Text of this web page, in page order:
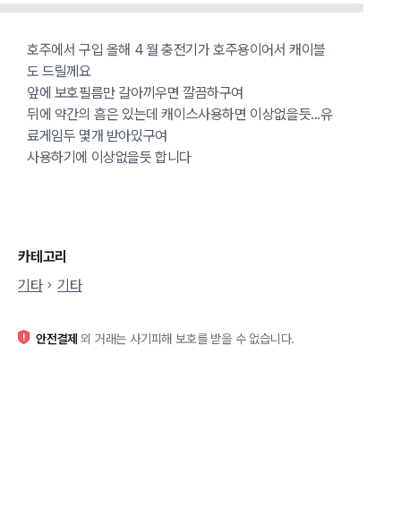
호주에서 구입 올해 4 월 충전기가 호주용이어서 캐이블
도 드릴께요
앞에 보호필름만 갈아끼우면 깔끔하구여
뒤에 약간의 흠은 있는데 캐이스사용하면 이상없을듯...유
료게임두 몇개 받아있구여
사용하기에 이상없을듯 합니다
카테고리
기타
기타
안전결제 외 거래는 사기피해 보호를 받을 수 없습니다.